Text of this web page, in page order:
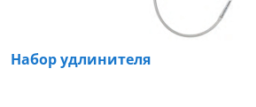
Набор удлинителя